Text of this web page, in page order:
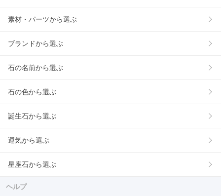
素材・パーツから選ぶ
ブランドから選ぶ
石の名前から選ぶ
石の色から選ぶ
誕生石から選ぶ
運気から選ぶ
星座石から選ぶ
ヘルプ